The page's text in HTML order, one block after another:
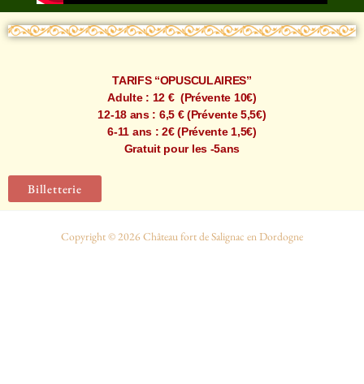
TARIFS “OPUSCULAIRES”
Adulte : 12 € (Prévente 10€)
12-18 ans : 6,5 € (Prévente 5,5€)
6-11 ans : 2€ (Prévente 1,5€)
Gratuit pour les -5ans
Billetterie
Copyright © 2026 Château fort de Salignac en Dordogne